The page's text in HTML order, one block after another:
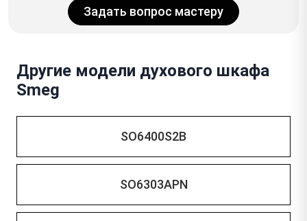
Задать вопрос мастеру
Другие модели духового шкафа
Smeg
SO6400S2B
SO6303APN